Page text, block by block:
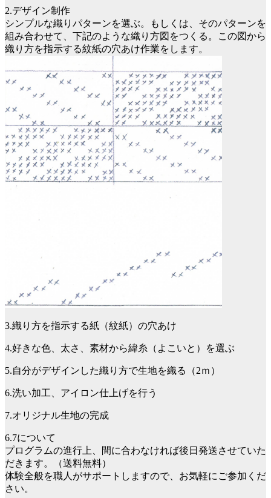
2.デザイン制作
シンプルな織りパターンを選ぶ。もしくは、そのパターンを
組み合わせて、下記のような織り方図をつくる。この図から
織り方を指示する紋紙の穴あけ作業をします。
3.織り方を指示する紙（紋紙）の穴あけ
4.好きな色、太さ、素材から緯糸（よこいと）を選ぶ
5.自分がデザインした織り方で生地を織る（2ｍ）
6.洗い加工、アイロン仕上げを行う
7.オリジナル生地の完成
6.7について
プログラムの進行上、間に合わなければ後日発送させていた
だきます。（送料無料）
体験全般を職人がサポートしますので、お気軽にご参加くだ
さい。